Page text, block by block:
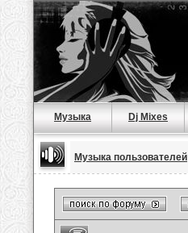
Музыка Dj Mixes
Музыка пользователей